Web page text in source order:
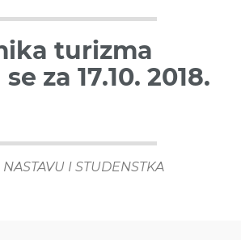
turizma
za 17.10. 2018.
I STUDENSTKA